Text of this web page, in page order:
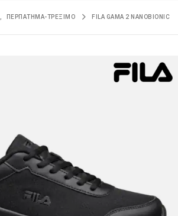
ΠΕΡΠΑΤΗΜΑ-ΤΡΕΞΙΜΟ FILA GAMA 2 NANOBIONIC